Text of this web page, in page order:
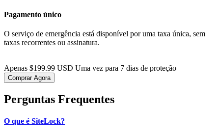
Pagamento único
O serviço de emergência está disponível por uma taxa única, sem
taxas recorrentes ou assinatura.
Apenas $199.99 USD Uma vez para 7 dias de proteção
Comprar Agora
Perguntas Frequentes
O que é SiteLock?